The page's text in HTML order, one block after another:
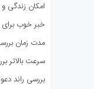
امکان زندگی و
خبر خوب
مدت زمان
سرعت بالاتر
بررسی راند